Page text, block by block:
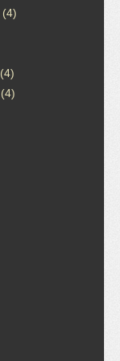
(4)
(4)
(4)